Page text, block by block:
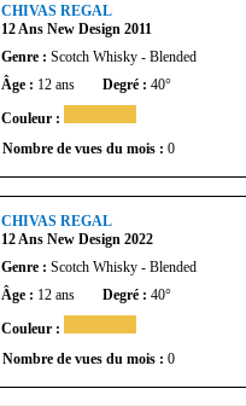
CHIVAS REGAL
12 Ans New Design 2011
Genre : Scotch Whisky - Blended
Âge : 12 ans Degré : 40°
Couleur :
Nombre de vues du mois : 0
CHIVAS REGAL
12 Ans New Design 2022
Genre : Scotch Whisky - Blended
Âge : 12 ans Degré : 40°
Couleur :
Nombre de vues du mois : 0